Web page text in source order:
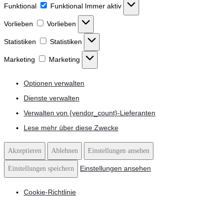
Funktional
Funktional Immer aktiv
Vorlieben Vorlieben
Statistiken Statistiken
Marketing Marketing
Optionen verwalten
Dienste verwalten
Verwalten von {vendor_count}-Lieferanten
Lese mehr über diese Zwecke
Akzeptieren Ablehnen Einstellungen ansehen
Einstellungen speichern Einstellungen ansehen
Cookie-Richtlinie